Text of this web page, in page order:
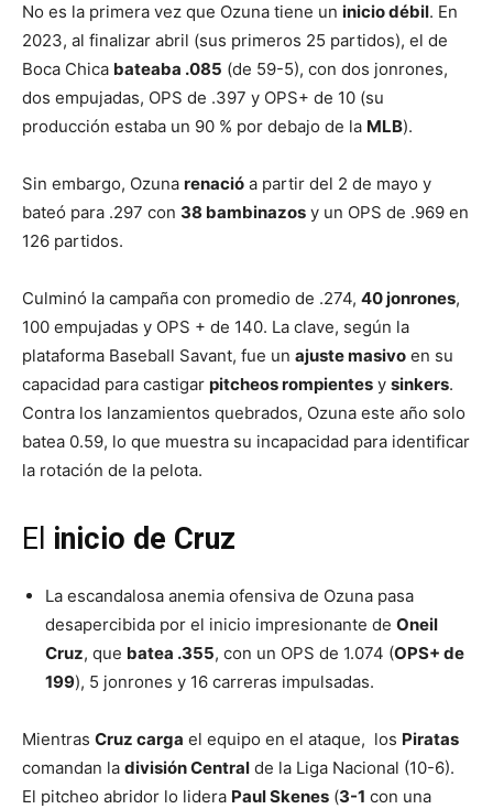
No es la primera vez que Ozuna tiene un inicio débil. En
2023, al finalizar abril (sus primeros 25 partidos), el de
Boca Chica bateaba .085 (de 59-5), con dos jonrones,
dos empujadas, OPS de .397 y OPS+ de 10 (su
producción estaba un 90 % por debajo de la MLB).
Sin embargo, Ozuna renació a partir del 2 de mayo y
bateó para .297 con 38 bambinazos y un OPS de .969 en
126 partidos.
Culminó la campaña con promedio de .274, 40 jonrones,
100 empujadas y OPS + de 140. La clave, según la
plataforma Baseball Savant, fue un ajuste masivo en su
capacidad para castigar pitcheos rompientes y sinkers.
Contra los lanzamientos quebrados, Ozuna este año solo
batea 0.59, lo que muestra su incapacidad para identificar
la rotación de la pelota.
El inicio de Cruz
La escandalosa anemia ofensiva de Ozuna pasa
desapercibida por el inicio impresionante de Oneil
Cruz, que batea .355, con un OPS de 1.074 (OPS+ de
199), 5 jonrones y 16 carreras impulsadas.
Mientras Cruz carga el equipo en el ataque, los Piratas
comandan la división Central de la Liga Nacional (10-6).
El pitcheo abridor lo lidera Paul Skenes (3-1 con una